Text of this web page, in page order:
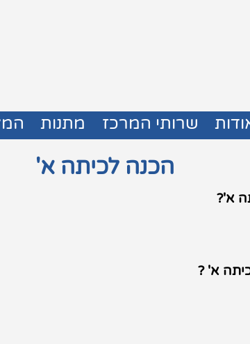
שרותי המרכז מתנות
הכנה לכיתה א'
א'?
א' ?